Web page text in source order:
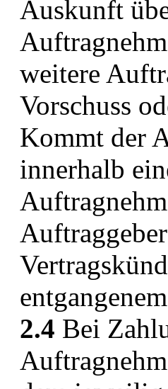
Auskunft
weitere
Vorschuss
Kommt der
innerhalb
2.4 Bei